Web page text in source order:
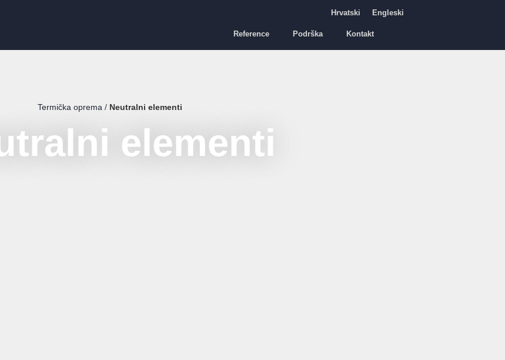
Hrvatski Engleski
Reference Podrška Kontakt
Termička oprema / Neutralni elementi
elementi